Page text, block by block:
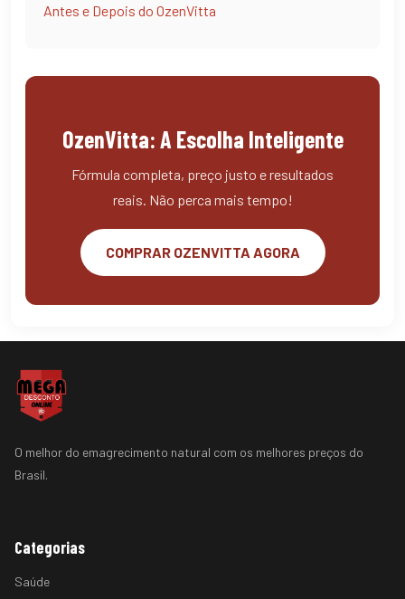
Antes e Depois do OzenVitta
OzenVitta: A Escolha Inteligente
Fórmula completa, preço justo e resultados
reais. Não perca mais tempo!
COMPRAR OZENVITTA AGORA
O melhor do emagrecimento natural com os melhores preços do
Brasil.
Categorias
Saúde